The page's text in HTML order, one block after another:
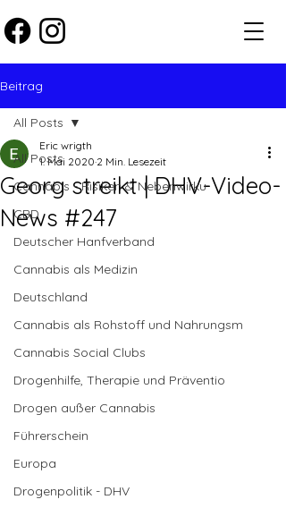
Beitrag
All Posts
Cannabis - Risiken & Nebenwirku
CBD
Deutscher Hanfverband
Cannabis als Medizin
Deutschland
Cannabis als Rohstoff und Nahrungsm
Cannabis Social Clubs
Drogenhilfe, Therapie und Präventio
Drogen außer Cannabis
Führerschein
Europa
Drogenpolitik - DHV
All Posts
Georg streikt | DHV-Video-
News #247
Eric wrigth
1. Mai 2020 2 Min. Lesezeit